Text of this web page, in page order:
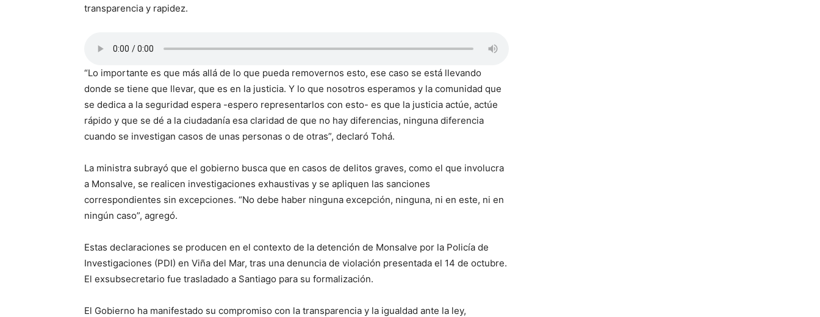
transparencia y rapidez.
“Lo importante es que más allá de lo que pueda removernos esto, ese caso se está llevando
donde se tiene que llevar, que es en la justicia. Y lo que nosotros esperamos y la comunidad que
se dedica a la seguridad espera -espero representarlos con esto- es que la justicia actúe, actúe
rápido y que se dé a la ciudadanía esa claridad de que no hay diferencias, ninguna diferencia
cuando se investigan casos de unas personas o de otras”, declaró Tohá.
La ministra subrayó que el gobierno busca que en casos de delitos graves, como el que involucra
a Monsalve, se realicen investigaciones exhaustivas y se apliquen las sanciones
correspondientes sin excepciones. “No debe haber ninguna excepción, ninguna, ni en este, ni en
ningún caso”, agregó.
Estas declaraciones se producen en el contexto de la detención de Monsalve por la Policía de
Investigaciones (PDI) en Viña del Mar, tras una denuncia de violación presentada el 14 de octubre.
El exsubsecretario fue trasladado a Santiago para su formalización.
El Gobierno ha manifestado su compromiso con la transparencia y la igualdad ante la ley,